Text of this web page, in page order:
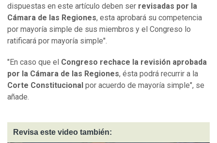
dispuestas en este artículo deben ser revisadas por la
Cámara de las Regiones, esta aprobará su competencia
por mayoría simple de sus miembros y el Congreso lo
ratificará por mayoría simple".
"En caso que el Congreso rechace la revisión aprobada
por la Cámara de las Regiones, ésta podrá recurrir a la
Corte Constitucional por acuerdo de mayoría simple", se
añade.
Revisa este video también: